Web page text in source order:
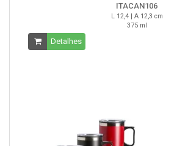
ITACAN106
L 12,4 | A 12,3 cm
375 ml
Detalhes